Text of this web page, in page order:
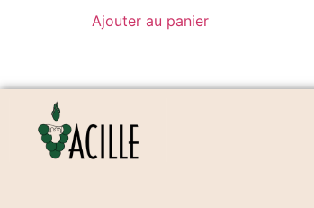
Ajouter au panier